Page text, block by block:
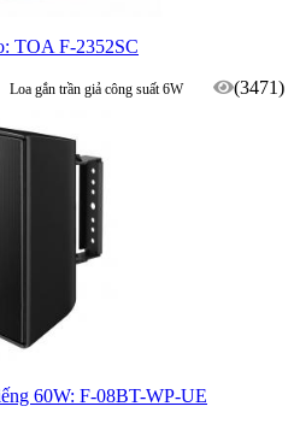
TOA F-2352SC
(3471)
Loa gắn trần giả công suất 6W
cafe, lớp học, shop, nhà hàng...
60W: F-08BT-WP-UE